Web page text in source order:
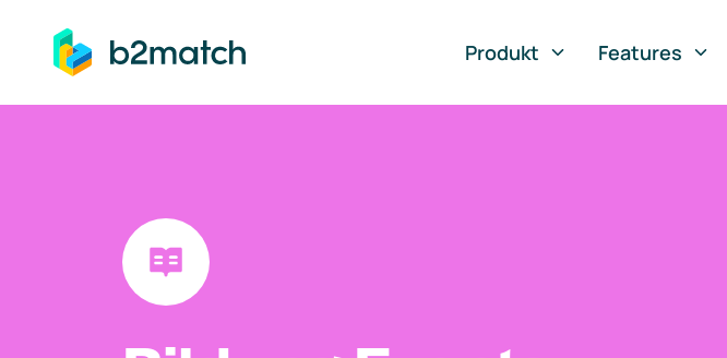
springen
Produkt
Features